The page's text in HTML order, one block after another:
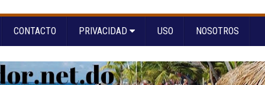
CONTACTO PRIVACIDAD USO NOSOTROS